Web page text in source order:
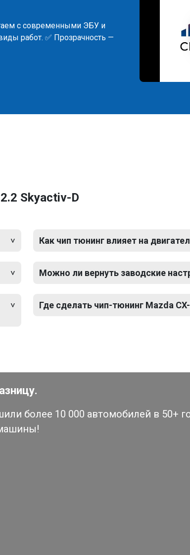
с современными ЭБУ и
работ. ✅ Прозрачность —
Skyactiv-D
Как чип тюнинг влияет на
Можно ли вернуть заводские
Где сделать чип-тюнинг Mazda
более 10 000 автомобилей в 50+